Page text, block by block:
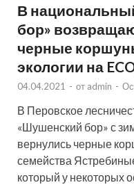
В
бор»
черные
экологии на
04.04.2021 - от admin -
В Перовское
«Шушенский бор» с
вернулись черные
семейства
который у некоторых